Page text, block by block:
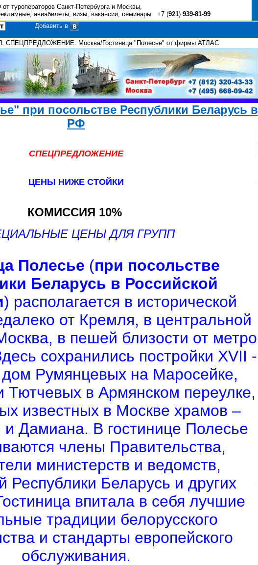
туроператоров Санкт-Петербурга и Москвы,
авиабилеты, визы, вакансии, семинары +7 (921) 939-81-99
Добавить в
СПЕЦПРЕДЛОЖЕНИЕ: Москва/Гостиница "Полесье" от фирмы АТЛАС
при посольстве Республики Беларусь в
РФ
СПЕЦПРЕДЛОЖЕНИЕ
ЦЕНЫ НИЖЕ СТОЙКИ
КОМИССИЯ 10%
ЦЕНЫ ДЛЯ ГРУПП
Полесье (при посольстве
Беларусь в Российской
) располагается в исторической
от Кремля, в центральной
в пешей близости от метро
сохранились постройки XVII -
дом Румянцевых на Маросейке,
Тютчевых в Армянском переулке,
известных в Москве храмов –
Дамиана. В гостинице Полесье
члены Правительства,
министерств и ведомств,
Республики Беларусь и других
впитала в себя лучшие
традиции белорусского
и стандарты европейского
обслуживания.